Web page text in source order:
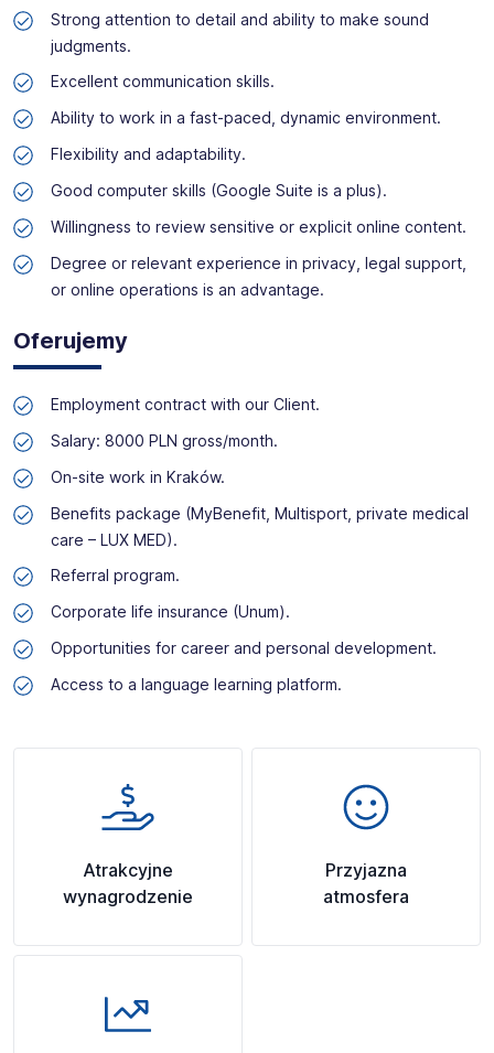
Strong attention to detail and ability to make sound
judgments.
Excellent communication skills.
Ability to work in a fast-paced, dynamic environment.
Flexibility and adaptability.
Good computer skills (Google Suite is a plus).
Willingness to review sensitive or explicit online content.
Degree or relevant experience in privacy, legal support,
or online operations is an advantage.
Oferujemy
Employment contract with our Client.
Salary: 8000 PLN gross/month.
On-site work in Kraków.
Benefits package (MyBenefit, Multisport, private medical
care – LUX MED).
Referral program.
Corporate life insurance (Unum).
Opportunities for career and personal development.
Access to a language learning platform.
Atrakcyjne
wynagrodzenie
Przyjazna
atmosfera